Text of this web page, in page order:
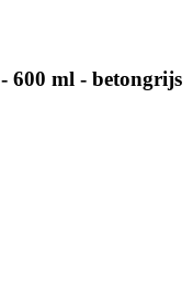
600 ml - betongrijs